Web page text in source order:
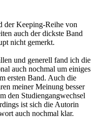
der Keeping-Reihe von
auch der dickste Band
nicht gemerkt.
und generell fand ich die
auch nochmal um einiges
ersten Band. Auch die
meiner Meinung besser
den Studiengangwechsel
ist sich die Autorin
auch nochmal klar.